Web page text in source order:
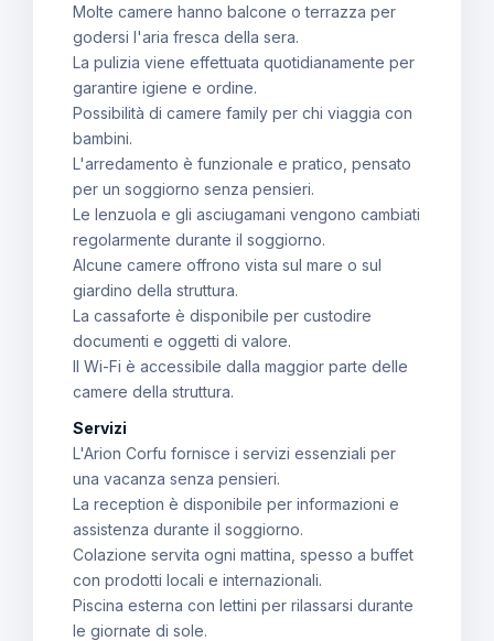
Molte camere hanno balcone o terrazza per
godersi l'aria fresca della sera.
La pulizia viene effettuata quotidianamente per
garantire igiene e ordine.
Possibilità di camere family per chi viaggia con
bambini.
L'arredamento è funzionale e pratico, pensato
per un soggiorno senza pensieri.
Le lenzuola e gli asciugamani vengono cambiati
regolarmente durante il soggiorno.
Alcune camere offrono vista sul mare o sul
giardino della struttura.
La cassaforte è disponibile per custodire
documenti e oggetti di valore.
Il Wi-Fi è accessibile dalla maggior parte delle
camere della struttura.
Servizi
L'Arion Corfu fornisce i servizi essenziali per
una vacanza senza pensieri.
La reception è disponibile per informazioni e
assistenza durante il soggiorno.
Colazione servita ogni mattina, spesso a buffet
con prodotti locali e internazionali.
Piscina esterna con lettini per rilassarsi durante
le giornate di sole.